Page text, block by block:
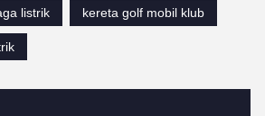
listrik
kereta golf mobil klub